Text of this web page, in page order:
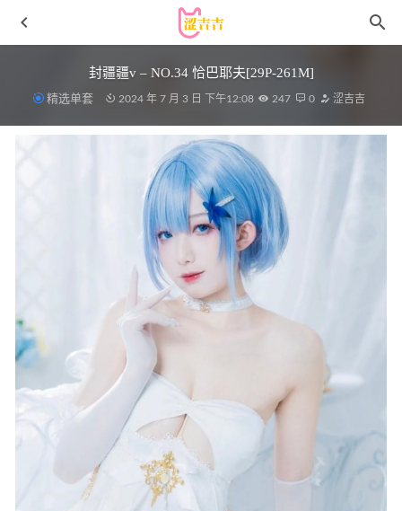
封疆疆v – NO.34 恰巴耶夫[29P-261M]
精选单套 2024 年 7 月 3 日 下午12:08 247 0 涩吉吉
Byoru – NO.110 Ghislaine [38P7V-954MB]
2023-06-07
[Xiuren秀人网]2023.10.26 NO.7567 小逗逗[79+1P/816MB]
秋和柯基 – NO.90 火辣出击[35P1V-564MB]
2022-11-28
[Xiuren秀人网]2024.01.23 NO.8004 波巧酱[75+1P/708MB]
[Xiuren秀人网]2024.09.19 NO.9177 mini米妮[80+1P/702MB]
2024-12-04